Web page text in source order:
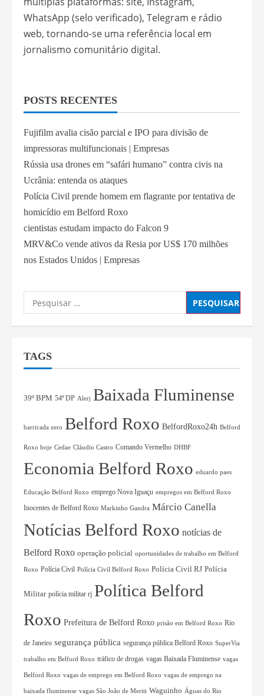
WhatsApp (selo verificado), Telegram e rádio
web, tornando-se uma referência local em
jornalismo comunitário digital.
POSTS RECENTES
Fujifilm avalia cisão parcial e IPO para divisão de
impressoras multifuncionais | Empresas
Rússia usa drones em “safári humano” contra civis na
Ucrânia: entenda os ataques
Polícia Civil prende homem em flagrante por tentativa de
homicídio em Belford Roxo
cientistas estudam impacto do Falcon 9
MRV&Co vende ativos da Resia por US$ 170 milhões
nos Estados Unidos | Empresas
TAGS
39º BPM 54ª DP Alerj Baixada Fluminense
barricada zero Belford Roxo BelfordRoxo24h Belford
Roxo hoje Cedae Cláudio Castro Comando Vermelho DHBF
Economia Belford Roxo eduardo paes
Educação Belford Roxo emprego Nova Iguaçu empregos em Belford Roxo
Inocentes de Belford Roxo Markinho Gandra Márcio Canella
Notícias Belford Roxo notícias de
Belford Roxo operação policial oportunidades de trabalho em Belford
Roxo Polícia Civil Polícia Civil Belford Roxo Polícia Civil RJ Polícia
Militar polícia militar rj Política Belford
Roxo Prefeitura de Belford Roxo prisão em Belford Roxo Rio
de Janeiro segurança pública segurança pública Belford Roxo SuperVia
trabalho em Belford Roxo tráfico de drogas vagas Baixada Fluminense vagas
Belford Roxo vagas de emprego em Belford Roxo vagas de emprego na
baixada fluminense vagas São João de Meriti Waguinho Águas do Rio